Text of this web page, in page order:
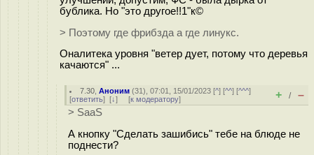
бублика. Но "это другое!!1"к©
> Поэтому где фрибзда а где линукс.
Оналитека уровня "ветер дует, потому что деревья
качаются" ...
7.30 ,Аноним (31), 07:01, 15/01/2023 [^] [^^] [^^^]
[ответить] [↓] [к модератору] + / –
> SaaS
А кнопку "Сделать зашибись" тебе на блюде не
поднести?